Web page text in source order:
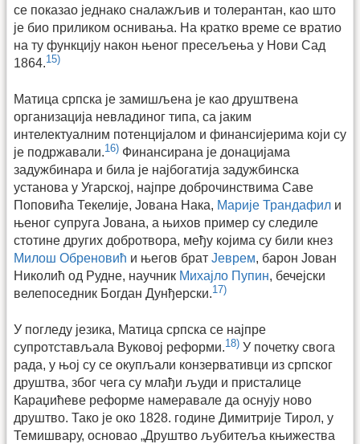
се показао једнако сналажљив и толерантан, као што
је био приликом оснивања. На кратко време се вратио
на ту функцију након њеног пресељења у Нови Сад
1864.15)
Матица српска је замишљена је као друштвена
организација невладиног типа, са јаким
интелектуалним потенцијалом и финансијерима који су
је подржавали.16) Финансирана је донацијама
задужбинара и била је најбогатија задужбинска
установа у Угарској, најпре доброчинствима Саве
Поповића Текелије, Јована Нака, Марије Трандафил и
њеног супруга Јована, а њихов пример су следиле
стотине других добротвора, међу којима су били кнез
Милош Обреновић и његов брат Јеврем, барон Јован
Николић од Рудне, научник Михајло Пупин, бечејски
велепоседник Богдан Дунђерски.17)
У погледу језика, Матица српска се најпре
супротстављала Вуковој реформи.18) У почетку свога
рада, у њој су се окупљали конзервативци из српског
друштва, због чега су млађи људи и присталице
Караџићеве реформе намеравале да оснују ново
друштво. Тако је око 1828. године Димитрије Тирол, у
Темишвару, основао „Друштво љубитеља књижества